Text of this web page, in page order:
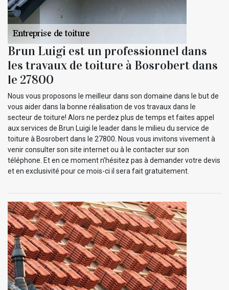
Brun Luigi est un professionnel dans
les travaux de toiture à Bosrobert dans
le 27800
Nous vous proposons le meilleur dans son domaine dans le but de
vous aider dans la bonne réalisation de vos travaux dans le
secteur de toiture! Alors ne perdez plus de temps et faites appel
aux services de Brun Luigi le leader dans le milieu du service de
toiture à Bosrobert dans le 27800. Nous vous invitons vivement à
venir consulter son site internet ou à le contacter sur son
téléphone. Et en ce moment n’hésitez pas à demander votre devis
et en exclusivité pour ce mois-ci il sera fait gratuitement.